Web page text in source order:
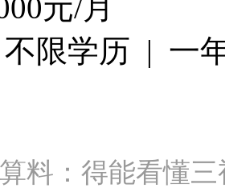
元/月
限学历 | 一
料‌：得能看懂